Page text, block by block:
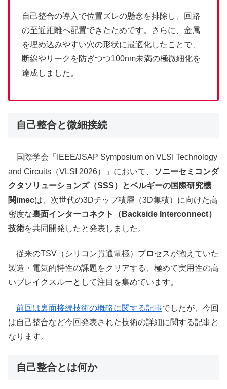
自己整合の導入で位置ズレの懸念を排除し、回路
の至近距離へ配置できたためです。さらに、金属
を埋め込みやすい穴の形状に最適化したことで、
断線やリークを防ぎつつ100nm未満の極微細化を
達成しました。
自己整合と微細接続
国際学会「IEEE/JSAP Symposium on VLSI Technology
and Circuits（VLSI 2026）」において、
ソニーセミコンダ
クタソリューションズ（SSS）とベルギーの国際研究機
関imecは、次世代の3Dチップ積層（3D集積）に向けた高
密度な裏面インターコネクト（Backside Interconnect）
技術を共同開発したと発表しました。
従来のTSV（シリコン貫通電極）プロセスが抱えていた
製造・電気的特性の課題をクリアする、極めて実用性の高
いブレイクスルーとして注目を集めています。
前回は裏面接続技術の概略に関する記事でしたが、今回
は自己整合など今回発表された技術の詳細に関する記事と
なります。
自己整合とは何か